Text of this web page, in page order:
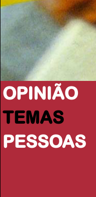
OPINIÃO
TEMAS
PESSOAS